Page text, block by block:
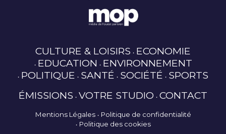
CULTURE & LOISIRS ECONOMIE
EDUCATION ENVIRONNEMENT
POLITIQUE SANTÉ SOCIÉTÉ SPORTS
ÉMISSIONS VOTRE STUDIO CONTACT
Mentions Légales
Politique de confidentialité
Politique des cookies